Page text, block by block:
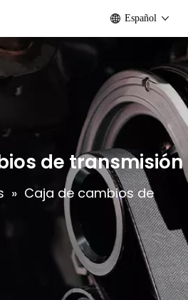
Español
de transmisión
» Caja de cambios de